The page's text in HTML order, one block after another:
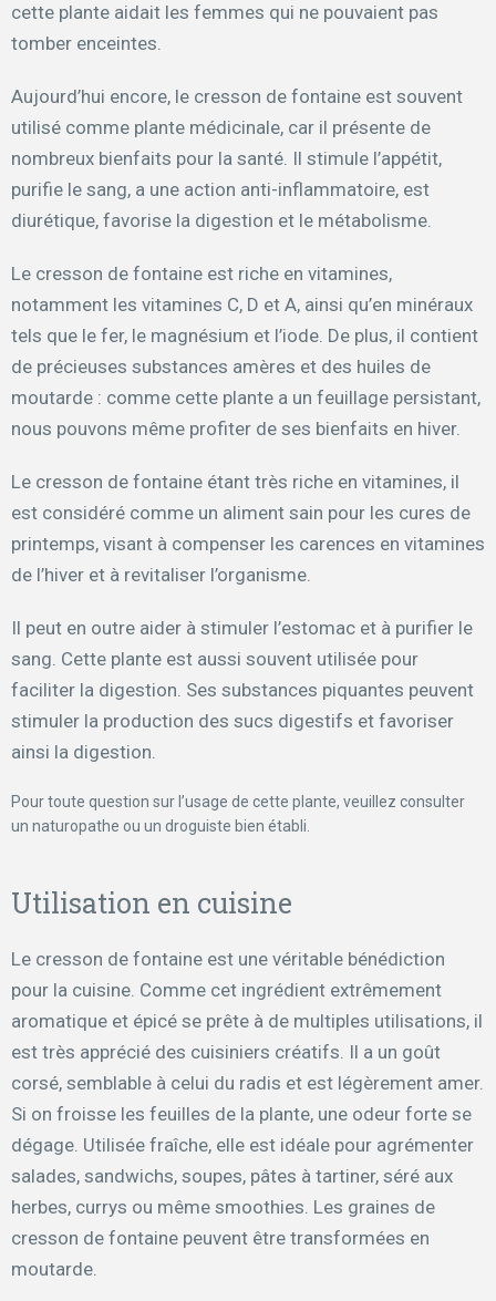
cette plante aidait les femmes qui ne pouvaient pas
tomber enceintes.
Aujourd’hui encore, le cresson de fontaine est souvent
utilisé comme plante médicinale, car il présente de
nombreux bienfaits pour la santé. Il stimule l’appétit,
purifie le sang, a une action anti-inflammatoire, est
diurétique, favorise la digestion et le métabolisme.
Le cresson de fontaine est riche en vitamines,
notamment les vitamines C, D et A, ainsi qu’en minéraux
tels que le fer, le magnésium et l’iode. De plus, il contient
de précieuses substances amères et des huiles de
moutarde : comme cette plante a un feuillage persistant,
nous pouvons même profiter de ses bienfaits en hiver.
Le cresson de fontaine étant très riche en vitamines, il
est considéré comme un aliment sain pour les cures de
printemps, visant à compenser les carences en vitamines
de l’hiver et à revitaliser l’organisme.
Il peut en outre aider à stimuler l’estomac et à purifier le
sang. Cette plante est aussi souvent utilisée pour
faciliter la digestion. Ses substances piquantes peuvent
stimuler la production des sucs digestifs et favoriser
ainsi la digestion.
Pour toute question sur l’usage de cette plante, veuillez consulter
un naturopathe ou un droguiste bien établi.
Utilisation en cuisine
Le cresson de fontaine est une véritable bénédiction
pour la cuisine. Comme cet ingrédient extrêmement
aromatique et épicé se prête à de multiples utilisations, il
est très apprécié des cuisiniers créatifs. Il a un goût
corsé, semblable à celui du radis et est légèrement amer.
Si on froisse les feuilles de la plante, une odeur forte se
dégage. Utilisée fraîche, elle est idéale pour agrémenter
salades, sandwichs, soupes, pâtes à tartiner, séré aux
herbes, currys ou même smoothies. Les graines de
cresson de fontaine peuvent être transformées en
moutarde.